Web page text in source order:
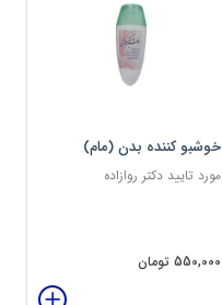
خوشبو کننده بدن (مام)
مورد تایید دکتر روازاده
550,000 تومان